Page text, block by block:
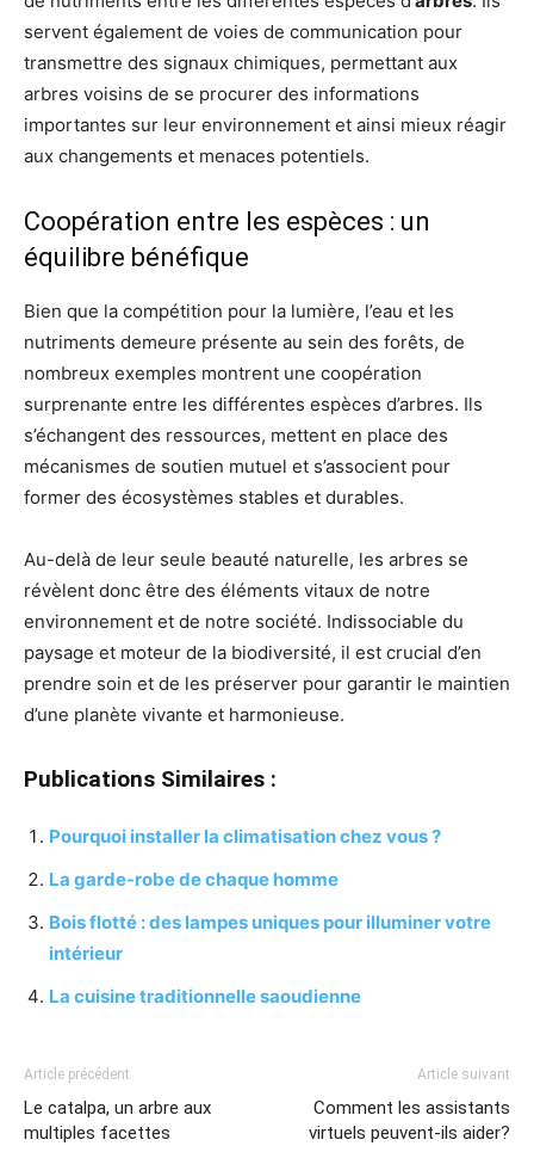
servent également de voies de communication pour
transmettre des signaux chimiques, permettant aux
arbres voisins de se procurer des informations
importantes sur leur environnement et ainsi mieux réagir
aux changements et menaces potentiels.
Coopération entre les espèces : un
équilibre bénéfique
Bien que la compétition pour la lumière, l’eau et les
nutriments demeure présente au sein des forêts, de
nombreux exemples montrent une coopération
surprenante entre les différentes espèces d’arbres. Ils
s’échangent des ressources, mettent en place des
mécanismes de soutien mutuel et s’associent pour
former des écosystèmes stables et durables.
Au-delà de leur seule beauté naturelle, les arbres se
révèlent donc être des éléments vitaux de notre
environnement et de notre société. Indissociable du
paysage et moteur de la biodiversité, il est crucial d’en
prendre soin et de les préserver pour garantir le maintien
d’une planète vivante et harmonieuse.
Publications Similaires :
Pourquoi installer la climatisation chez vous ?
La garde-robe de chaque homme
Bois flotté : des lampes uniques pour illuminer votre
intérieur
La cuisine traditionnelle saoudienne
Article précédent
Le catalpa, un arbre aux
multiples facettes
Article suivant
Comment les assistants
virtuels peuvent-ils aider?